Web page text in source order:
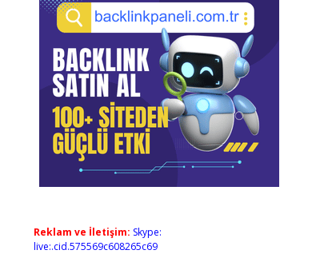
Reklam ve İletişim: Skype:
live:.cid.575569c608265c69